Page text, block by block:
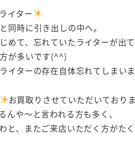
イター
同時に引き出しの中へ。
めて、忘れていたライターが出
が多いです(^^)
イターの存在自体忘れてしまい
お買取りさせていただいておりま
んや～と言われる方も多く、
と、またご来店いただく方がた